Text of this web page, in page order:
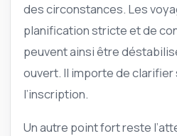
des circonstances. Les
planification stricte et de
peuvent ainsi être
ouvert. Il importe de
l’inscription.
Un autre point fort reste